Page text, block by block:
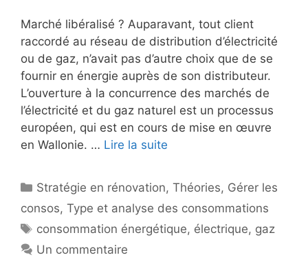
Marché libéralisé ? Auparavant, tout client
raccordé au réseau de distribution d’électricité
ou de gaz, n’avait pas d’autre choix que de se
fournir en énergie auprès de son distributeur.
L’ouverture à la concurrence des marchés de
l’électricité et du gaz naturel est un processus
européen, qui est en cours de mise en œuvre
en Wallonie. … Lire la suite
Catégories
Stratégie en rénovation,Théories, Gérer les
consos, Type et analyse des consommations
Étiquettes
consommation énergétique, électrique, gaz
Un commentaire